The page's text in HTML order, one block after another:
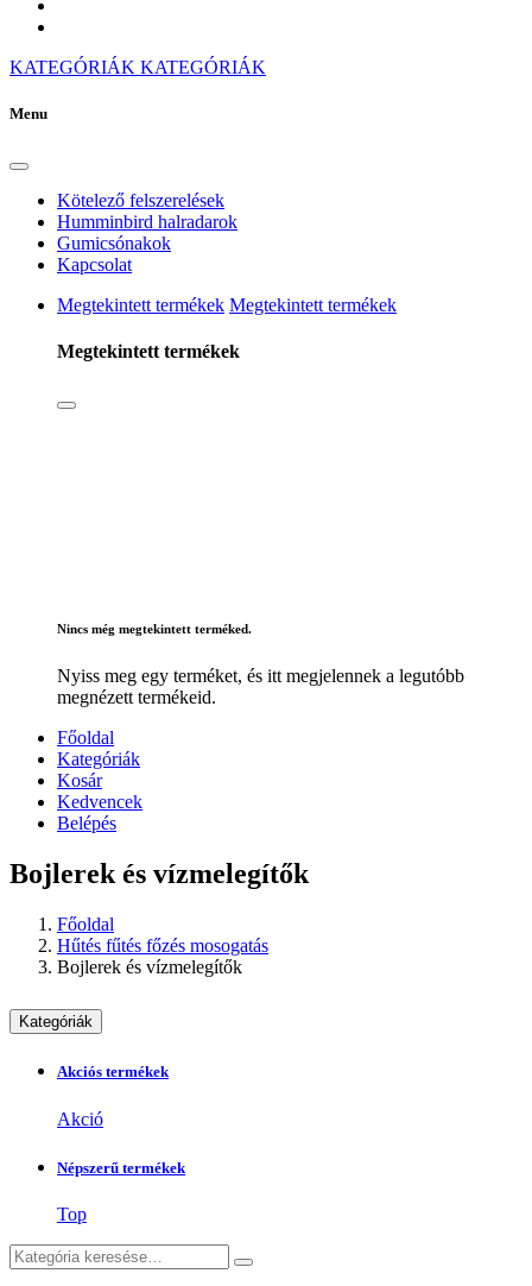
KATEGÓRIÁK KATEGÓRIÁK
Menu
Kötelező felszerelések
Humminbird halradarok
Gumicsónakok
Kapcsolat
Megtekintett termékek Megtekintett termékek
Megtekintett termékek
Nincs még megtekintett terméked.
Nyiss meg egy terméket, és itt megjelennek a legutóbb
megnézett termékeid.
Főoldal
Kategóriák
Kosár
Kedvencek
Belépés
Bojlerek és vízmelegítők
Főoldal
Hűtés fűtés főzés mosogatás
Bojlerek és vízmelegítők
Kategóriák
Akciós termékek
Akció
Népszerű termékek
Top